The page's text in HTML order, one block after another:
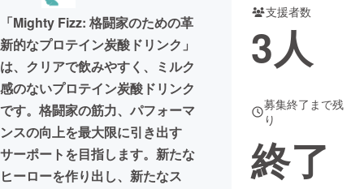
コミュニティ
「Mighty Fizz: 格闘家のための革
新的なプロテイン炭酸ドリンク」
は、クリアで飲みやすく、ミルク
感のないプロテイン炭酸ドリンク
です。格闘家の筋力、パフォーマ
ンスの向上を最大限に引き出す
サーポートを目指します。新たな
ヒーローを作り出し、新たなス
支援者数
3人
募集終了まで残
り
終了